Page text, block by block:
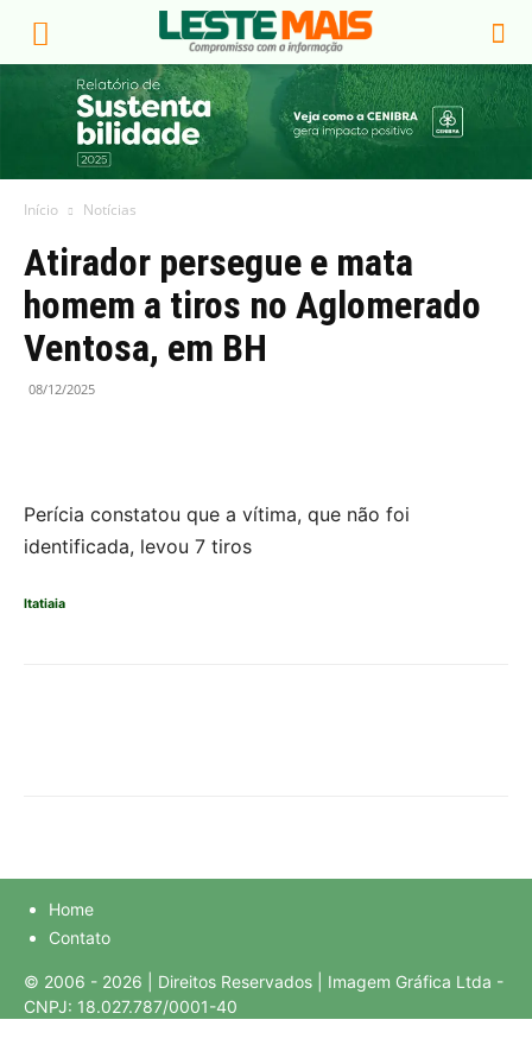
Início Notícias
Atirador persegue e mata
homem a tiros no Aglomerado
Ventosa, em BH
08/12/2025
Perícia constatou que a vítima, que não foi
identificada, levou 7 tiros
Itatiaia
Home
Contato
© 2006 - 2026 | Direitos Reservados | Imagem Gráfica Ltda -
CNPJ: 18.027.787/0001-40